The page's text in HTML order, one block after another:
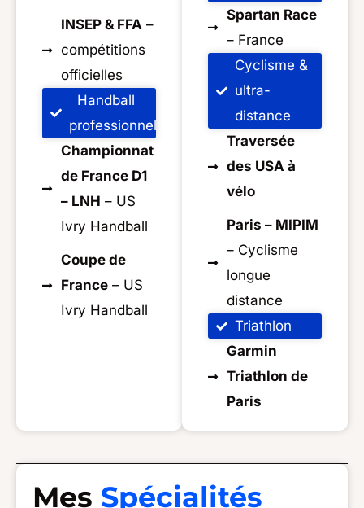
INSEP & FFA–
compétitions
officielles
Handball
professionnel
Championnat
de France D1
– LNH – US
Ivry Handball
Coupe de
France– US
Ivry Handball
Spartan Race
– France
Cyclisme &
ultra-
distance
Traversée
des USA à
vélo
Paris – MIPIM
– Cyclisme
longue
distance
Triathlon
Garmin
Triathlon de
Paris
Mes Spécialités